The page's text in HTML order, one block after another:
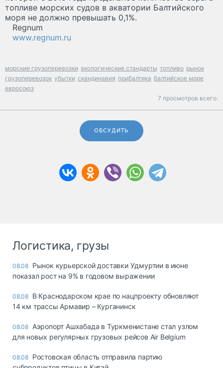
топливе морских судов в акватории Балтийского
моря не должно превышать 0,1%.
Regnum
www.regnum.ru
морские грузоперевозки экологические стандарты топливо рынок
грузоперевозок убытки скандинавия прибалтика балтийское море
евросоюз
7 просмотров всего.
ОБСУДИТЬ
Логистика, грузы
08.08 Рынок курьерской доставки Удмуртии в июне
показал рост на 9% в годовом выражении
08.08 В Краснодарском крае по нацпроекту обновляют
14 км трассы Армавир – Курганинск
08.08 Аэропорт Ашхабада в Туркменистане стал узлом
для новых регулярных грузовых рейсов Air Belgium
08.08 Ростовская область отправила партию